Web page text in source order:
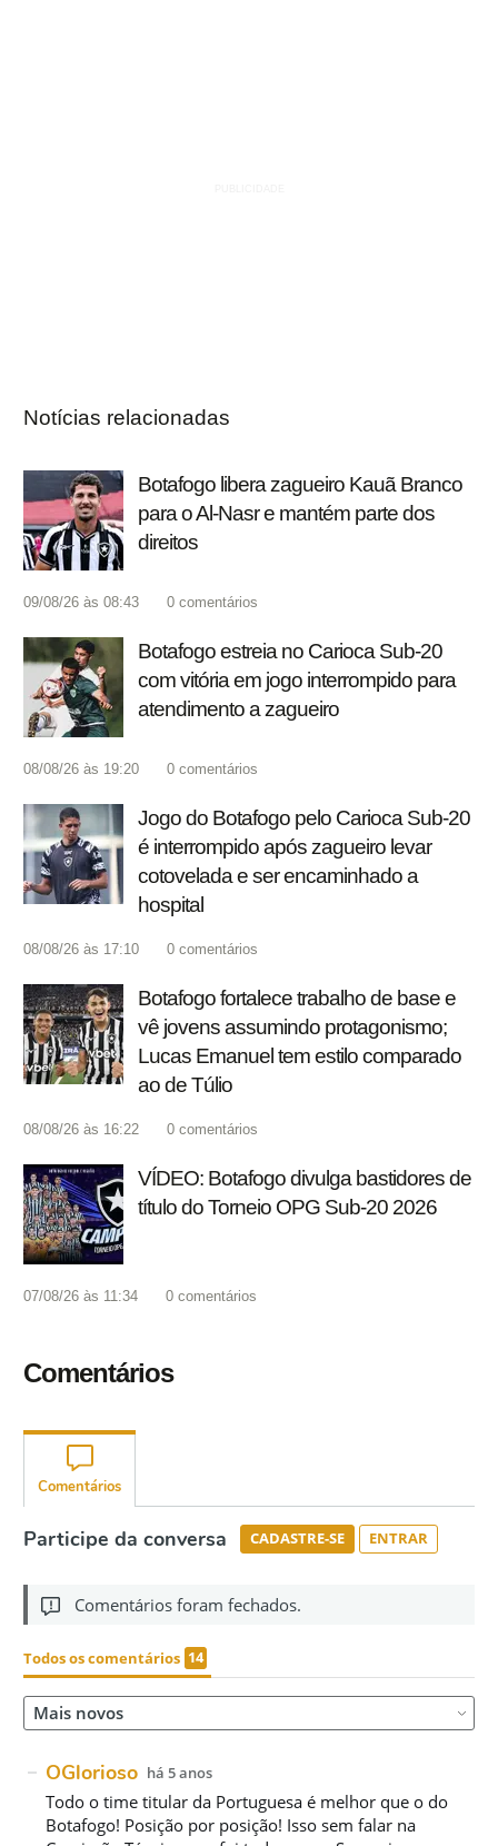
Notícias relacionadas
Botafogo libera zagueiro Kauã Branco
para o Al-Nasr e mantém parte dos
direitos
09/08/26 às 08:43 0 comentários
Botafogo estreia no Carioca Sub-20
com vitória em jogo interrompido para
atendimento a zagueiro
08/08/26 às 19:20 0 comentários
Jogo do Botafogo pelo Carioca Sub-20
é interrompido após zagueiro levar
cotovelada e ser encaminhado a
hospital
08/08/26 às 17:10 0 comentários
Botafogo fortalece trabalho de base e
vê jovens assumindo protagonismo;
Lucas Emanuel tem estilo comparado
ao de Túlio
08/08/26 às 16:22 0 comentários
VÍDEO: Botafogo divulga bastidores de
título do Torneio OPG Sub-20 2026
07/08/26 às 11:34 0 comentários
Comentários